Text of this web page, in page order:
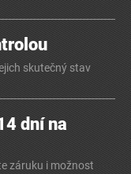
skutečný stav
dní na
záruku i možnost